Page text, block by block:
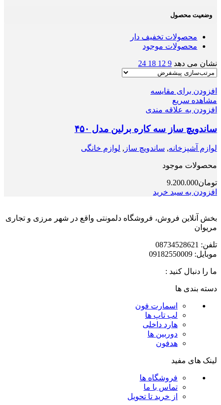
وضعیت محصول
محصولات تخفیف دار
محصولات موجود
نشان می دهد 9
12
18
24
افزودن برای مقایسه
مشاهده سریع
افزودن به علاقه مندی
ساندویچ ساز سه کاره برلین مدل ۴۵۰
لوازم آشپزخانه, ساندویچ ساز , لوازم خانگی
محصولات موجود
تومان9.200.000
افزودن به سبد خرید
بخش آنلاین فروش، فروشگاه دلمونتی واقع در شهر مرزی و تجاری
مریوان
تلفن: 08734528621
موبایل: 09182550009
ما را دنبال کنید :
دسته بندی ها
اسمارت فون
لب تاپ ها
هارد داخلی
دوربین ها
هدفون
لینک های مفید
فروشگاه ها
تماس با ما
از خرید تا تحویل